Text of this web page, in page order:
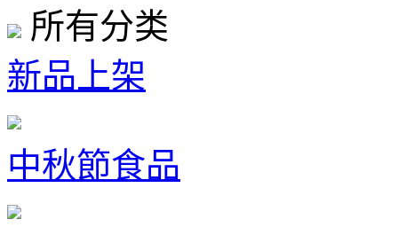
所有分类
新品上架
中秋節食品